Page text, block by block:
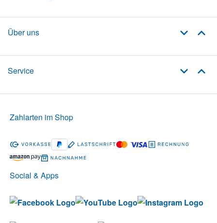
Über uns
Service
Social & Apps
Zahlarten im Shop